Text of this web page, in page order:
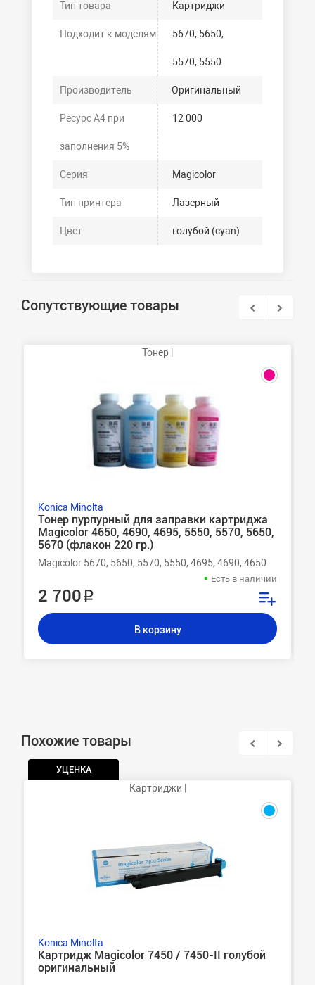
Тип товара Картриджи
Подходит к моделям 5670, 5650,
5570, 5550
Производитель Оригинальный
Ресурс А4 при
заполнения 5%
12 000
Серия Magicolor
Тип принтера Лазерный
Цвет голубой (cyan)
Сопутствующие товары
Тонер |
Konica Minolta
Тонер пурпурный для заправки картриджа
Magicolor 4650, 4690, 4695, 5550, 5570, 5650,
5670 (флакон 220 гр.)
Magicolor 5670, 5650, 5570, 5550, 4695, 4690, 4650
Есть в наличии
2 700 ₽
В корзину
Похожие товары
УЦЕНКА
Картриджи |
Konica Minolta
Картридж Magicolor 7450 / 7450-II голубой
оригинальный